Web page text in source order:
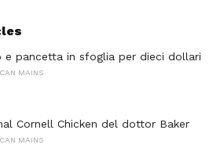
e pancetta in sfoglia per dieci dollari
MAINS
Cornell Chicken del dottor Baker
MAINS